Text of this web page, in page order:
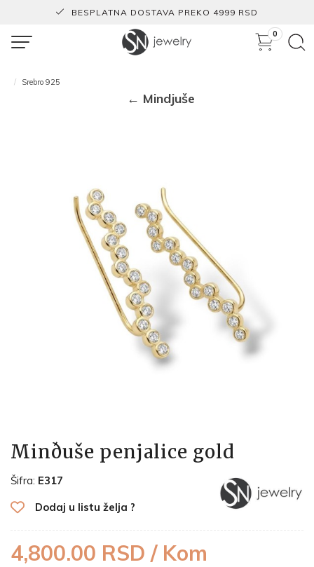
BESPLATNA DOSTAVA PREKO 4999 RSD
0
Srebro 925
← Mindjuše
Minðuše penjalice gold
Šifra: E317
Dodaj u listu želja ?
4,800.00 RSD / Kom